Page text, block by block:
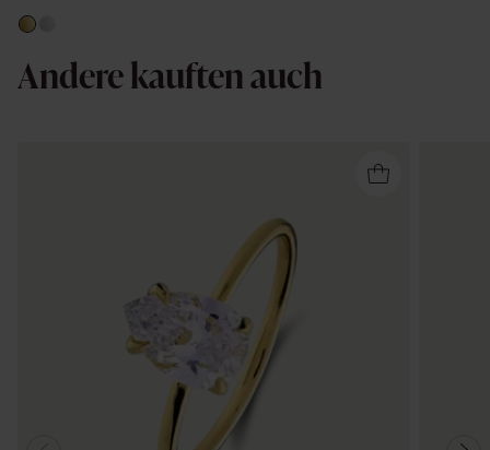
Andere kauften auch